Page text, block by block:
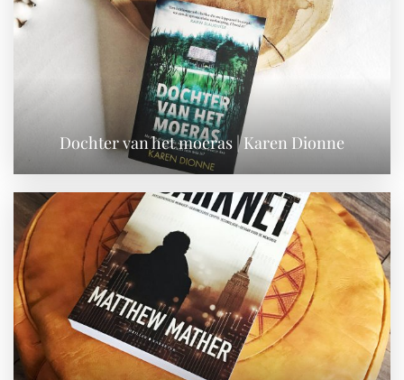
Dochter van het moeras | Karen Dionne